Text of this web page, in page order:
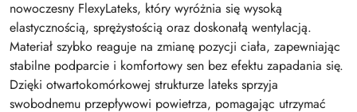
nowoczesny FlexyLateks, który wyróżnia się wysoką
elastycznością, sprężystością oraz doskonałą wentylacją.
Materiał szybko reaguje na zmianę pozycji ciała, zapewniając
stabilne podparcie i komfortowy sen bez efektu zapadania się.
Dzięki otwartokomórkowej strukturze lateks sprzyja
swobodnemu przepływowi powietrza, pomagając utrzymać